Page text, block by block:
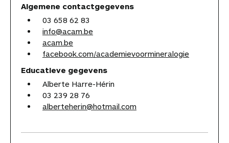
Algemene contactgegevens
03 658 62 83
info@acam.be
acam.be
facebook.com/academievoormineralogie
Educatieve gegevens
Alberte Harre-Hérin
03 239 28 76
alberteherin@hotmail.com